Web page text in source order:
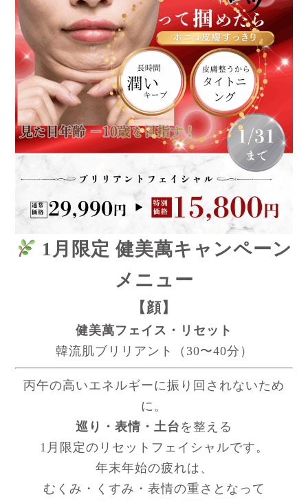
1月限定 健美萬キャンペーン
メニュー
【顔】
健美萬フェイス・リセット
韓流肌ブリリアント（30〜40分）
丙午の高いエネルギーに振り回されないため
に。
巡り・表情・土台 を整える
1月限定のリセットフェイシャルです。
年末年始の疲れは、
むくみ・くすみ・表情の重さとなって